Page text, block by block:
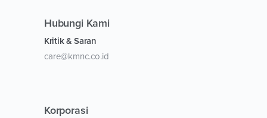
Hubungi Kami
Kritik & Saran
care@kmnc.co.id
Korporasi